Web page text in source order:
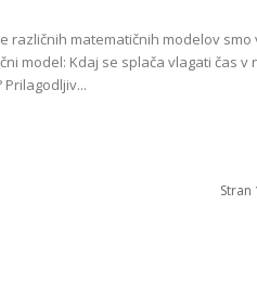
različnih matematičnih modelov smo
model: Kdaj se splača vlagati čas v
Stran